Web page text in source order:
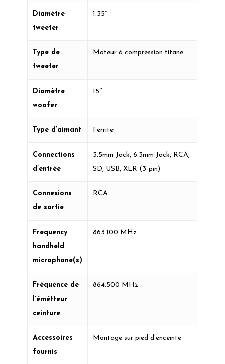
Diamètre
tweeter
1.35″
Type de
tweeter
Moteur à compression titane
Diamètre
woofer
15″
Type d’aimant Ferrite
Connections
d’entrée
3.5mm Jack, 6.3mm Jack, RCA,
SD, USB, XLR (3-pin)
Connexions
de sortie
RCA
Frequency
handheld
microphone(s)
863.100 MHz
Fréquence de
l’émétteur
ceinture
864.500 MHz
Accessoires
fournis
Montage sur pied d’enceinte